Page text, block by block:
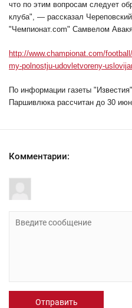
что по этим вопросам следует
клуба", — рассказал
"Чемпионат.com" Самвелом
http://www.championat.com/
my-polnostju-udovletvoreny-
По информации газеты
Паршивлюка рассчитан до 30
Комментарии:
Отправить